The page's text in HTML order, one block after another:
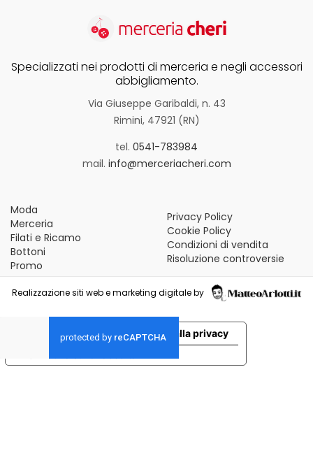
Specializzati nei prodotti di merceria e negli accessori
abbigliamento.
Via Giuseppe Garibaldi, n. 43
Rimini, 47921 (RN)
tel. 0541-783984
mail. info@merceriacheri.com
Moda
Merceria
Filati e Ricamo
Bottoni
Promo
Privacy Policy
Cookie Policy
Condizioni di vendita
Risoluzione controversie
Realizzazione siti web e marketing digitale by
Le tue preferenze relative alla privacy